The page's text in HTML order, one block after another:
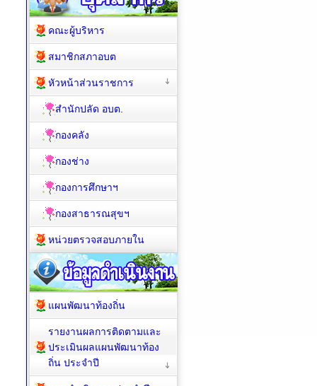
คณะผู้บริหาร
สมาชิกสภาอบต
หัวหน้าส่วนราชการ
สำนักปลัด อบต.
กองคลัง
กองช่าง
กองการศึกษาฯ
กองสาธารณสุขฯ
หน่วยตรวจสอบภายใน
แผนพัฒนาท้องถิ่น
รายงานผลการติดตามและ
ประเมินผลแผนพัฒนาท้อง
ถิ่น ประจำปี